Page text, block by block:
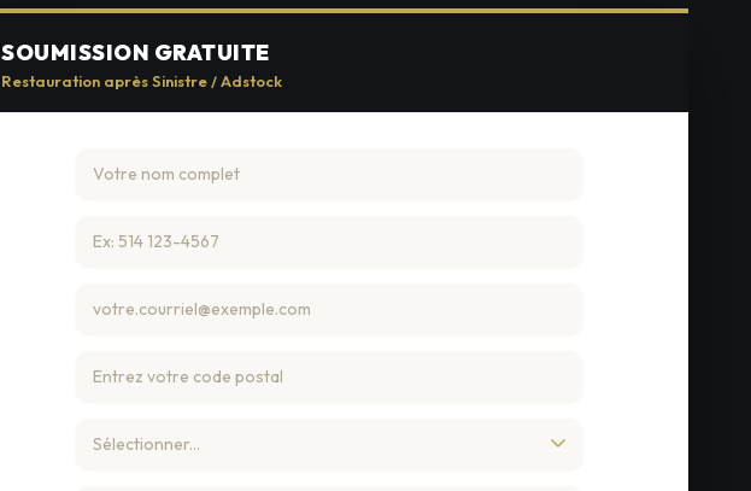
SOUMISSION GRATUITE
Restauration après Sinistre / Adstock